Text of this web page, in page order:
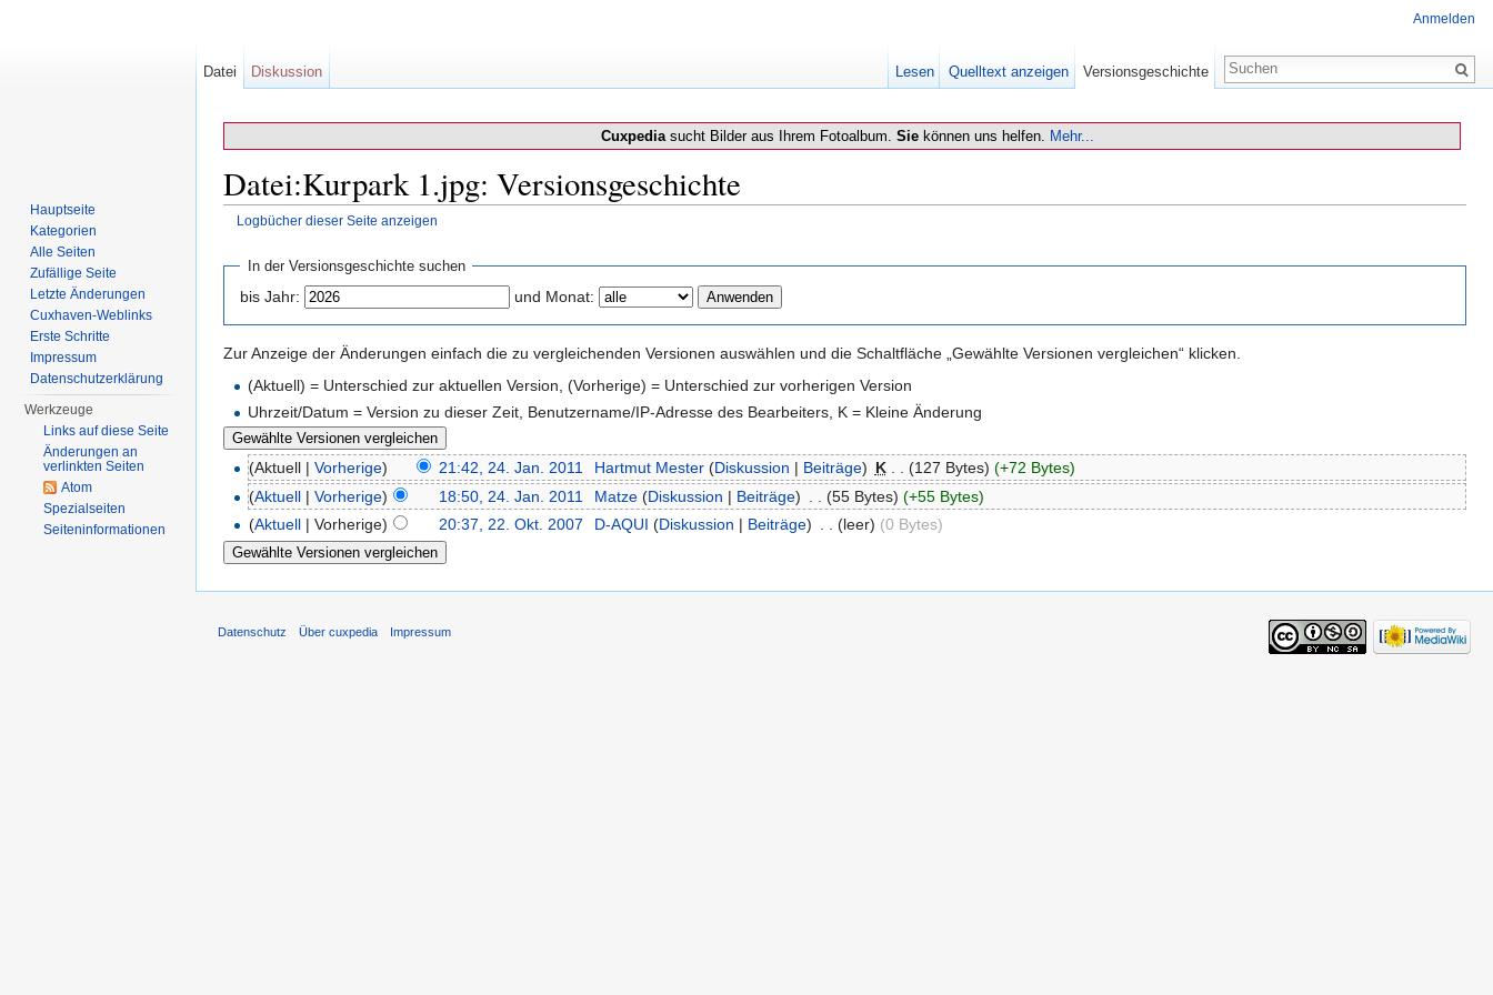
Cuxpediasucht Bilder aus Ihrem Fotoalbum. Sie können uns helfen. Mehr...
Datei:Kurpark 1.jpg: Versionsgeschichte
Logbücher dieser Seite anzeigen
In der Versionsgeschichte suchen
bis Jahr: und Monat:
Zur Anzeige der Änderungen einfach die zu vergleichenden Versionen auswählen und die Schaltfläche „Gewählte Versionen vergleichen“ klicken.
(Aktuell) = Unterschied zur aktuellen Version, (Vorherige) = Unterschied zur vorherigen Version
Uhrzeit/Datum = Version zu dieser Zeit, Benutzername/IP-Adresse des Bearbeiters, K = Kleine Änderung
(Aktuell |Vorherige) 21:42, 24. Jan. 2011 Hartmut Mester (Diskussion | Beiträge) K . . (127 Bytes) (+72 Bytes)
(Aktuell |Vorherige) 18:50, 24. Jan. 2011 Matze (Diskussion | Beiträge) (55 Bytes) (+55 Bytes)
(Aktuell | Vorherige) 20:37, 22. Okt. 2007 D-AQUI (Diskussion | Beiträge) (leer) (0 Bytes)
Anmelden
Datei Diskussion Lesen Quelltext anzeigen Versionsgeschichte
Hauptseite
Kategorien
Alle Seiten
Zufällige Seite
Letzte Änderungen
Cuxhaven-Weblinks
Erste Schritte
Impressum
Datenschutzerklärung
Werkzeuge
Links auf diese Seite
Änderungen an
verlinkten Seiten
Atom
Spezialseiten
Seiten­informationen
Datenschutz Über cuxpedia Impressum